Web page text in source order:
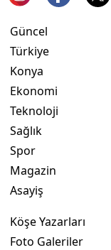
Güncel
Türkiye
Konya
Ekonomi
Teknoloji
Sağlık
Spor
Magazin
Asayiş
Köşe Yazarları
Foto Galeriler